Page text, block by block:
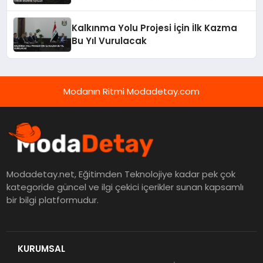
Kalkınma Yolu Projesi İçin İlk Kazma
Bu Yıl Vurulacak
Modanın Ritmi Modadetay.com
Modadetay.net, Eğitimden Teknolojiye kadar pek çok
kategoride güncel ve ilgi çekici içerikler sunan kapsamlı
bir bilgi platformudur.
KURUMSAL